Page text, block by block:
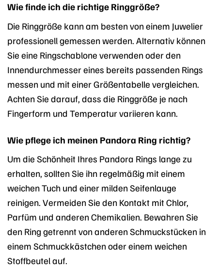
Wie finde ich die richtige Ringgröße?
Die Ringgröße kann am besten von einem Juwelier
professionell gemessen werden. Alternativ können
Sie eine Ringschablone verwenden oder den
Innendurchmesser eines bereits passenden Rings
messen und mit einer Größentabelle vergleichen.
Achten Sie darauf, dass die Ringgröße je nach
Fingerform und Temperatur variieren kann.
Wie pflege ich meinen Pandora Ring richtig?
Um die Schönheit Ihres Pandora Rings lange zu
erhalten, sollten Sie ihn regelmäßig mit einem
weichen Tuch und einer milden Seifenlauge
reinigen. Vermeiden Sie den Kontakt mit Chlor,
Parfüm und anderen Chemikalien. Bewahren Sie
den Ring getrennt von anderen Schmuckstücken in
einem Schmuckkästchen oder einem weichen
Stoffbeutel auf.